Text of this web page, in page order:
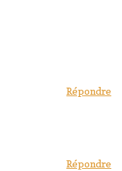
Répondre
Répondre